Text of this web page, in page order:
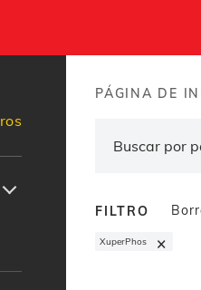
PÁGINA DE
FILTRO
XuperPhos ×